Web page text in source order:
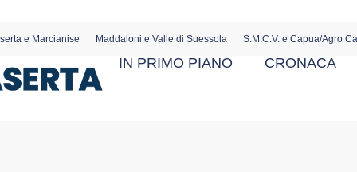
e Marcianise Maddaloni e Valle di Suessola S.M.C.V. e Capua/Agro
IN PRIMO PIANO CRONACA